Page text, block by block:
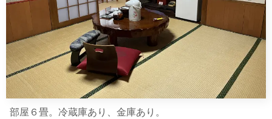
部屋６畳。冷蔵庫あり、金庫あり。